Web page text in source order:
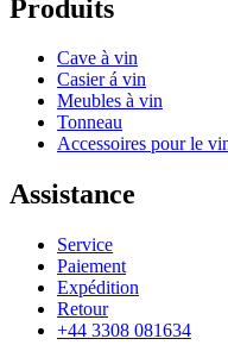
Produits
Cave à vin
Casier á vin
Meubles à vin
Tonneau
Accessoires pour le
Assistance
Service
Paiement
Expédition
Retour
+44 3308 081634